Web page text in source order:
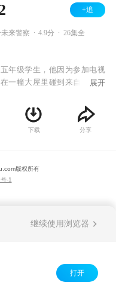
+追
来警察 4.9分 26集全
年级学生，他因为参加电视
一幢大屋里碰到来自未来的
界来到现代世界，原来背后
时引来了未来野心科学家神
从未来来到现代。因为卡比
但拥有强大的力量，头顶的
雷霆电击光，往后，卡比更
展开
下载 分享
版权所有
-1
继续使用浏览器
打开